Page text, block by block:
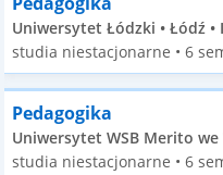
Uniwersytet Łódzki • Łódź •
studia niestacjonarne • 6
Pedagogika
Uniwersytet WSB Merito we
studia niestacjonarne • 6